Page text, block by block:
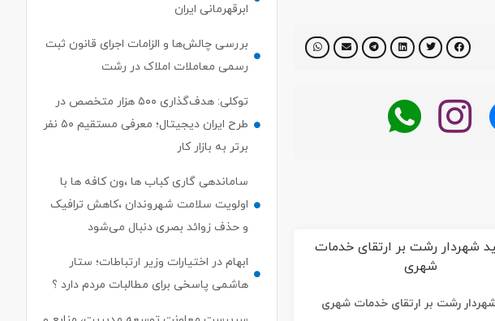
رشت بر ارتقای خدمات شهری
ابرقهرمانی ایران
بررسی چالش‌ها و الزامات اجرای قانون ثبت
رسمی معاملات املاک در رشت
توکلی: هدف‌گذاری ۵۰۰ هزار متخصص در
طرح ایران دیجیتال؛ معرفی مستقیم ۵۰ نفر
برتر به بازار کار
ساماندهی گاری کباب ها ،ون کافه ها با
اولویت سلامت شهروندان ،کاهش ترافیک
و حذف زوائد بصری دنبال می‌شود
ابهام در اختیارات وزیر ارتباطات؛ ستار
هاشمی پاسخی برای مطالبات مردم دارد ؟